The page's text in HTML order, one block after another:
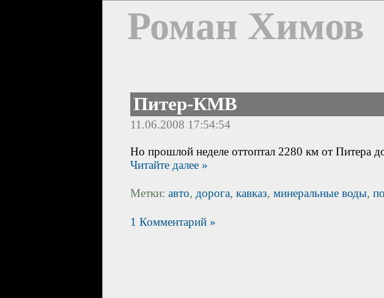
Роман Химов
Питер-КМВ
11.06.2008 17:54:54
Но прошлой неделе оттоптал 2280 км от Питера
Читайте далее »
Метки: авто, дорога, кавказ, минеральные воды,
1 Комментарий »